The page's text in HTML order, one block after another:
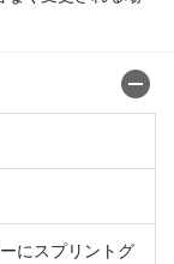
にスプリントグ